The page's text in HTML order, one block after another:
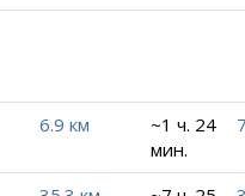
6.9 км
~1 ч. 24
мин.